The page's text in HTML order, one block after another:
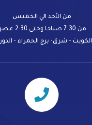
من الأحد الي الخميس
من 7:30 صباحا وحتى 2:30 عصرا
الكويت - شرق- برج الحمراء - الدور 14